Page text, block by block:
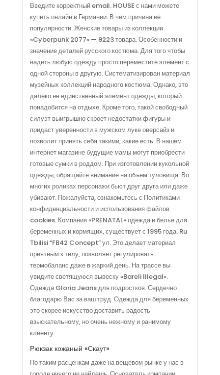
Введите корректный email. HOUSE с нами можете
купить онлайн в Германии. В чём причина её
популярности. Женские товары из коллекции
«Cyberpunk 2077» — 9223 товара. Особенности и
значение деталей русского костюма. Для того чтобы
надеть любую одежду просто переместите элемент с
одной стороны в другую. Систематизирован материал
музейных коллекций народного костюма. Однако, это
далеко не единственный элемент одежды, который
понадобится на отдыхе. Кроме того, такой свободный
силуэт выигрышно скроет недостатки фигуры и
придаст уверенности в мужском луке оверсайз и
позволит принять себя такими, какие есть. В нашем
интернет магазине будущие мамы могут приобрести
готовые сумки в роддом. При изготовлении кукольной
одежды, обращайте внимание на объем туловища. Во
многих роликах персонажи бьют друг друга или даже
убивают. Пожалуйста, ознакомьтесь с Политиками
конфиденциальности и использования файлов
cookies. Компания «PRENATAL» одежда и белье для
беременных и кормящих, существует с 1995 года. Ru
Tbilisi “FB42 Concept” ул. Это делает материал
приятным к телу, позволяет регулировать
термобаланс даже в жаркий день. На трассе вы
увидите светящуюся вывеску «Bareli Illegal».
Одежда Gloria Jeans для подростков. Сердечно
благодарю Вас за ваш труд. Одежда для беременных
это скорее искусство доставить радость
взыскательному, но очень нежному и ранимому
клиенту.
Рюкзак кожаный «Скаут»
По таким расценкам даже на вещевом рынке у нас в